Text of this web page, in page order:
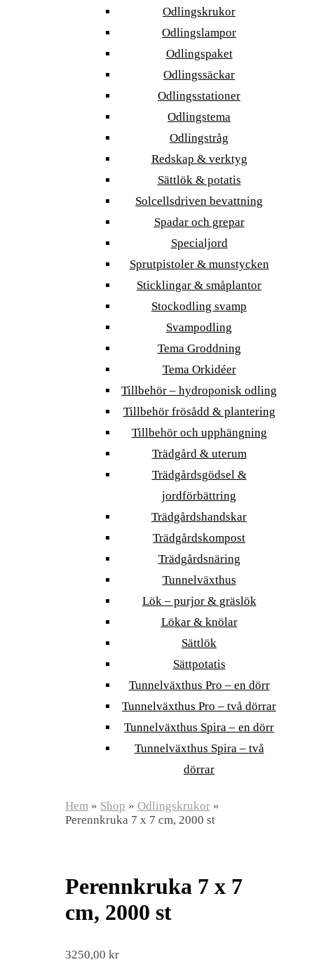
Odlingskrukor
Odlingslampor
Odlingspaket
Odlingssäckar
Odlingsstationer
Odlingstema
Odlingstråg
Redskap & verktyg
Sättlök & potatis
Solcellsdriven bevattning
Spadar och grepar
Specialjord
Sprutpistoler & munstycken
Sticklingar & småplantor
Stockodling svamp
Svampodling
Tema Groddning
Tema Orkidéer
Tillbehör – hydroponisk odling
Tillbehör frösådd & plantering
Tillbehör och upphängning
Trädgård & uterum
Trädgårdsgödsel &
jordförbättring
Trädgårdshandskar
Trädgårdskompost
Trädgårdsnäring
Tunnelväxthus
Lök – purjor & gräslök
Lökar & knölar
Sättlök
Sättpotatis
Tunnelväxthus Pro – en dörr
Tunnelväxthus Pro – två dörrar
Tunnelväxthus Spira – en dörr
Tunnelväxthus Spira – två
dörrar
Hem » Shop » Odlingskrukor »
Perennkruka 7 x 7 cm, 2000 st
Perennkruka 7 x 7
cm, 2000 st
3250,00 kr